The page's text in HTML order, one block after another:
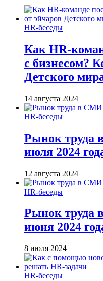
HR-беседы
Как HR-
с бизнесом?
Детского
14 августа 2024
HR-беседы
Рынок труда
июля 2024
12 августа 2024
HR-беседы
Рынок труда
июня 2024
8 июля 2024
HR-беседы